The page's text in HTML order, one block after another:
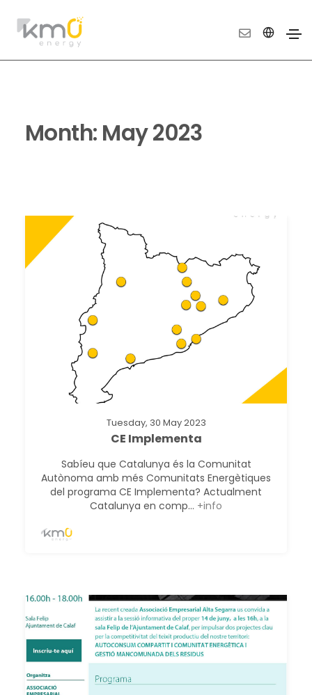
Month: May 2023
Tuesday, 30 May 2023
CE Implementa
Sabíeu que Catalunya és la Comunitat
Autònoma amb més Comunitats Energètiques
del programa CE Implementa? Actualment
Catalunya en comp... +info